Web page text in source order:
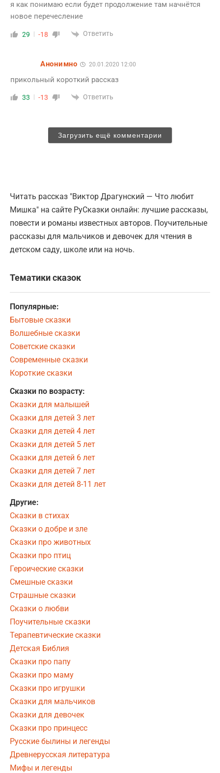
я как понимаю если будет продолжение там начнётся
новое перечесление
29 -18 Ответить
Анонимно 20.01.2020 12:00
прикольный короткий рассказ
33 -13 Ответить
Загрузить ещё комментарии
Читать рассказ "Виктор Драгунский — Что любит
Мишка" на сайте РуСказки онлайн: лучшие рассказы,
повести и романы известных авторов. Поучительные
рассказы для мальчиков и девочек для чтения в
детском саду, школе или на ночь.
Тематики сказок
Популярные:
Бытовые сказки
Волшебные сказки
Советские сказки
Современные сказки
Короткие сказки
Сказки по возрасту:
Сказки для малышей
Сказки для детей 3 лет
Сказки для детей 4 лет
Сказки для детей 5 лет
Сказки для детей 6 лет
Сказки для детей 7 лет
Сказки для детей 8-11 лет
Другие:
Сказки в стихах
Сказки о добре и зле
Сказки про животных
Сказки про птиц
Героические сказки
Смешные сказки
Страшные сказки
Сказки о любви
Поучительные сказки
Терапевтические сказки
Детская Библия
Сказки про папу
Сказки про маму
Сказки про игрушки
Сказки для мальчиков
Сказки для девочек
Сказки про принцесс
Русские былины и легенды
Древнерусская литература
Мифы и легенды